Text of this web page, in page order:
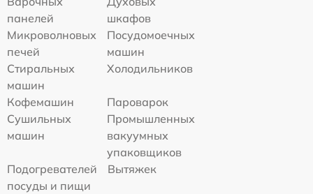
панелей
шкафов
Микроволновых
печей
Посудомоечных
машин
Стиральных
машин
Холодильников
Кофемашин
Пароварок
Сушильных
машин
Промышленных
вакуумных
упаковщиков
Подогревателей
посуды и пищи
Вытяжек